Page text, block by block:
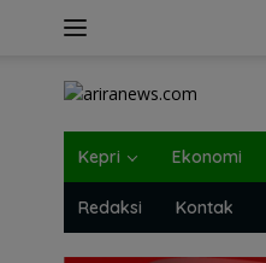
Kepri Ekonomi
Redaksi Kontak